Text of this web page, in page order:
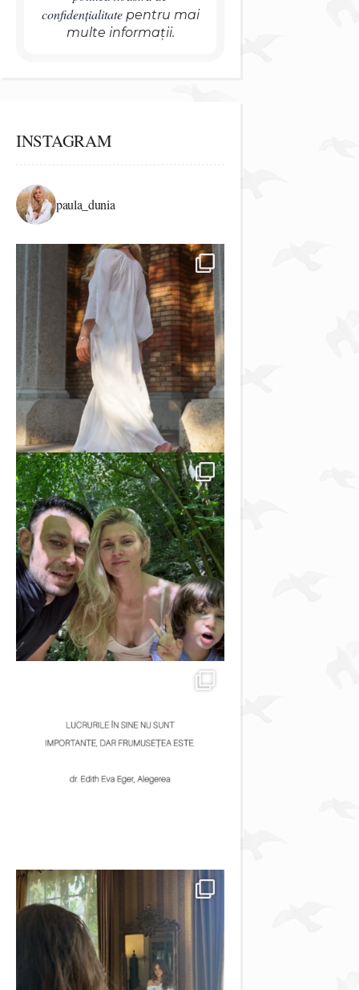
confidențialitatepentru mai
multe informații.
INSTAGRAM
paula_dunia